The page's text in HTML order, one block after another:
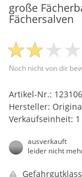
große
Fächersalven
Noch nicht von dir
Artikel-Nr.:
Hersteller:
Verkaufseinheit: 1
ausverkauft
leider nicht